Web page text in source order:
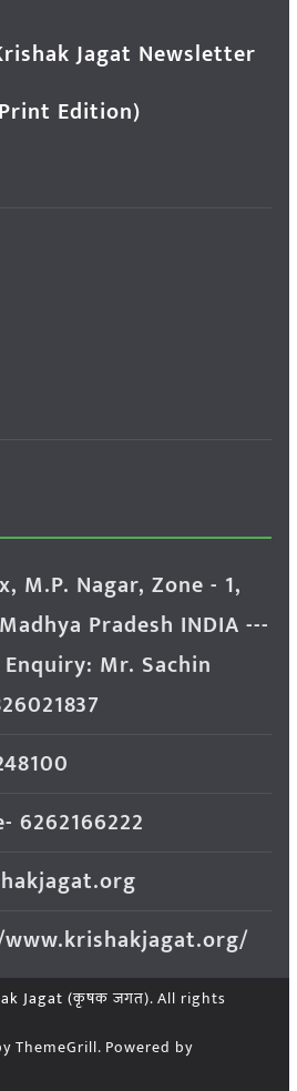
Jagat Newsletter
Edition)
M.P. Nagar, Zone - 1,
Pradesh INDIA ---
Mr. Sachin
6262166222
Jagat (कृषक जगत). All rights
ThemeGrill. Powered by